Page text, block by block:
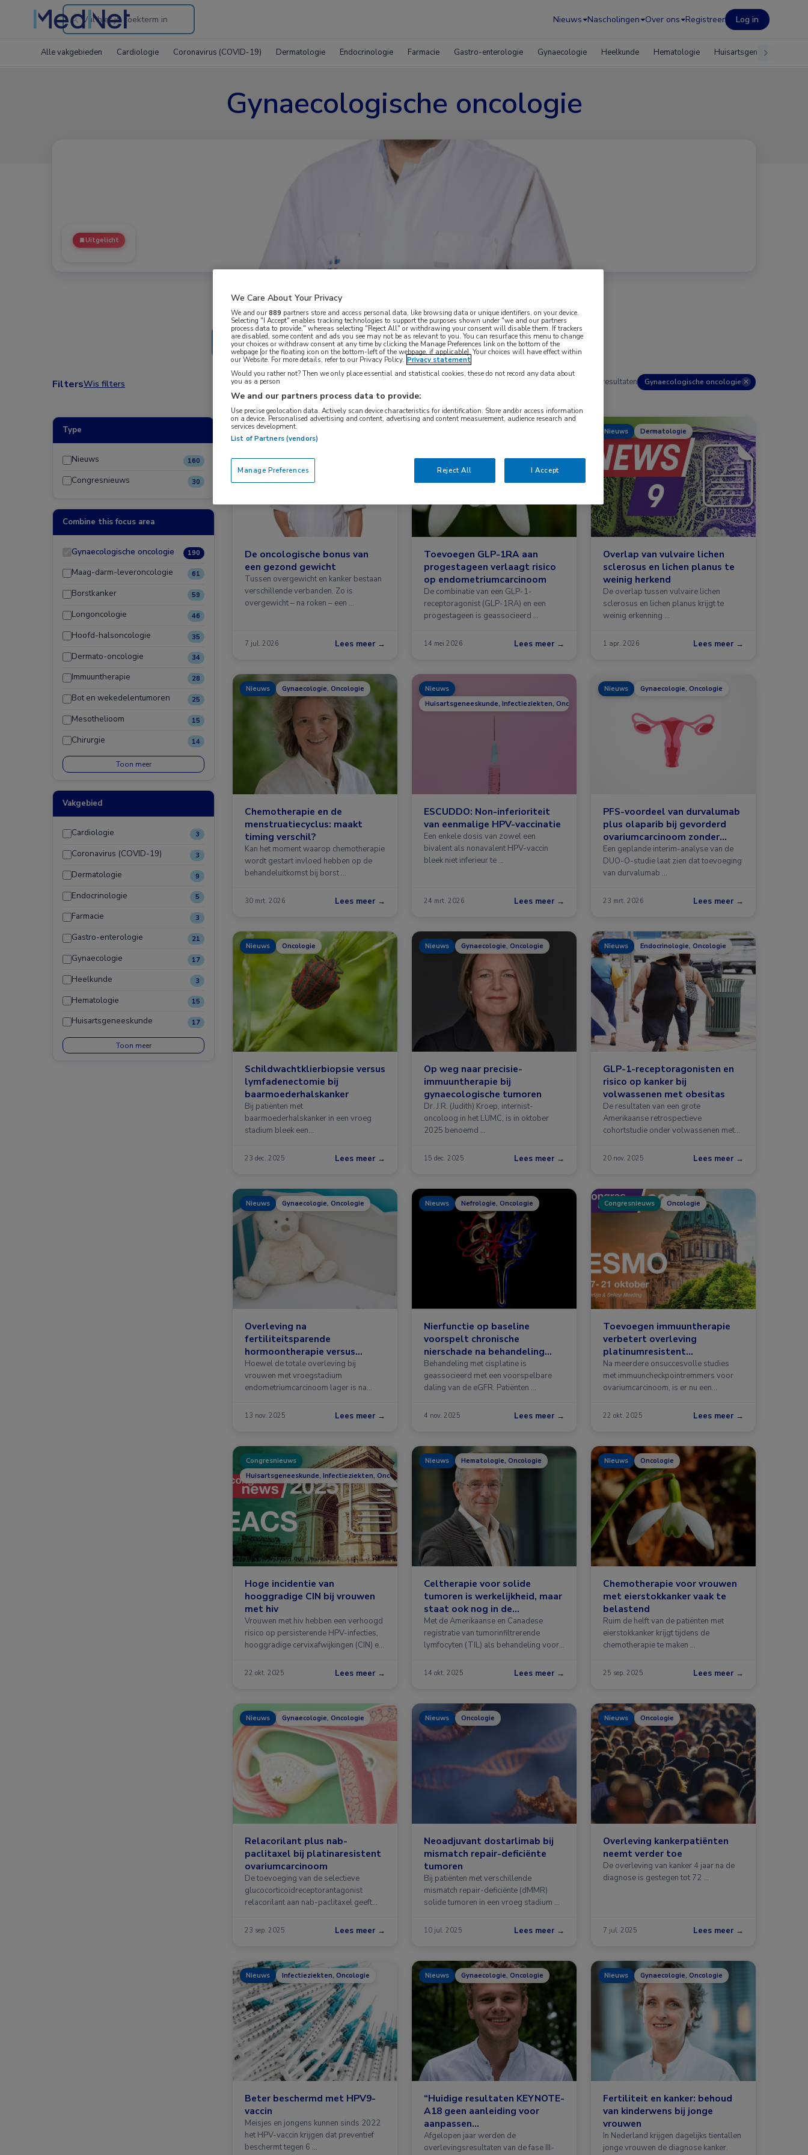
Search
the
Nieuws Nascholingen Over ons Registreer Log in
Alle vakgebieden Cardiologie Coronavirus (COVID-19) Dermatologie Endocrinologie Farmacie Gastro-enterologie Gynaecologie Heelkunde Hematologie Huisartsgeneeskunde
Gynaecologische oncologie
Uitgelicht
FiltersWis filters 190 resultaten Gynaecologische oncologie ✕
Type
Nieuws 160
Congresnieuws 30
Combine this focus area
Gynaecologische oncologie 190
Maag-darm-leveroncologie 61
Borstkanker 59
Longoncologie 46
Hoofd-halsoncologie 35
Dermato-oncologie 34
Immuuntherapie 28
Bot en wekedelentumoren 25
Mesothelioom 15
Chirurgie 14
Toon meer
Vakgebied
Cardiologie 3
Coronavirus (COVID-19) 3
Dermatologie 9
Endocrinologie 5
Farmacie 3
Gastro-enterologie 21
Gynaecologie 17
Heelkunde 3
Hematologie 15
Huisartsgeneeskunde 17
Toon meer
Nieuws
De oncologische bonus van
een gezond gewicht
Tussen overgewicht en kanker bestaan
verschillende verbanden. Zo is
overgewicht – na roken – een …
7 jul. 2026 Lees meer →
Toevoegen GLP-1RA aan
progestageen verlaagt risico
op endometriumcarcinoom
De combinatie van een GLP-1-
receptoragonist (GLP-1RA) en een
progestageen is geassocieerd …
14 mei 2026 Lees meer →
Nieuws Dermatologie
Overlap van vulvaire lichen
sclerosus en lichen planus te
weinig herkend
De overlap tussen vulvaire lichen
sclerosus en lichen planus krijgt te
weinig erkenning …
1 apr. 2026 Lees meer →
Nieuws Gynaecologie, Oncologie
Chemotherapie en de
menstruatiecyclus: maakt
timing verschil?
Kan het moment waarop chemotherapie
wordt gestart invloed hebben op de
behandeluitkomst bij borst …
30 mrt. 2026 Lees meer →
Nieuws
Huisartsgeneeskunde, Infectieziekten, Oncologie
ESCUDDO: Non-inferioriteit
van eenmalige HPV-vaccinatie
Een enkele dosis van zowel een
bivalent als nonavalent HPV-vaccin
bleek niet inferieur te …
24 mrt. 2026 Lees meer →
Nieuws Gynaecologie, Oncologie
PFS-voordeel van durvalumab
plus olaparib bij gevorderd
ovariumcarcinoom zonder
BRCA-mutatie
Een geplande interim-analyse van de
DUO-O-studie laat zien dat toevoeging
van durvalumab …
23 mrt. 2026 Lees meer →
Nieuws Oncologie
Schildwachtklierbiopsie versus
lymfadenectomie bij
baarmoederhalskanker
Bij patiënten met
baarmoederhalskanker in een vroeg
stadium bleek een
23 dec. 2025 Lees meer →
Nieuws Gynaecologie, Oncologie
Op weg naar precisie-
immuuntherapie bij
gynaecologische tumoren
Dr. J.R. (Judith) Kroep, internist-
oncoloog in het LUMC, is in oktober
2025 benoemd …
15 dec. 2025 Lees meer →
Nieuws Endocrinologie, Oncologie
GLP-1-receptoragonisten en
risico op kanker bij
volwassenen met obesitas
De resultaten van een grote
Amerikaanse retrospectieve
cohortstudie onder volwassenen met
20 nov. 2025 Lees meer →
Nieuws Gynaecologie, Oncologie
Overleving na
fertiliteitsparende
hormoontherapie versus
hysterectomie bij
endometriumcarcinoom
Hoewel de totale overleving bij
vrouwen met vroegstadium
endometriumcarcinoom lager is na
13 nov. 2025 Lees meer →
Nieuws Nefrologie, Oncologie
Nierfunctie op baseline
voorspelt chronische
nierschade na behandeling
met cisplatine
Behandeling met cisplatine is
geassocieerd met een voorspelbare
daling van de eGFR. Patiënten …
4 nov. 2025 Lees meer →
Congresnieuws Oncologie
Toevoegen immuuntherapie
verbetert overleving
platinumresistent
ovariumcarcinoom
Na meerdere onsuccesvolle studies
met immuuncheckpointremmers voor
ovariumcarcinoom, is er nu een
22 okt. 2025 Lees meer →
Congresnieuws
Huisartsgeneeskunde, Infectieziekten, Oncologie
Hoge incidentie van
hooggradige CIN bij vrouwen
met hiv
Vrouwen met hiv hebben een verhoogd
risico op persisterende HPV-infecties,
hooggradige cervixafwijkingen (CIN) en
22 okt. 2025 Lees meer →
Nieuws Hematologie, Oncologie
Celtherapie voor solide
tumoren is werkelijkheid, maar
staat ook nog in de
kinderschoenen
Met de Amerikaanse en Canadese
registratie van tumorinfiltrerende
lymfocyten (TIL) als behandeling voor
14 okt. 2025 Lees meer →
Nieuws Oncologie
Chemotherapie voor vrouwen
met eierstokkanker vaak te
belastend
Ruim de helft van de patiënten met
eierstokkanker krijgt tijdens de
chemotherapie te maken …
25 sep. 2025 Lees meer →
Nieuws Gynaecologie, Oncologie
Relacorilant plus nab-
paclitaxel bij platinaresistent
ovariumcarcinoom
De toevoeging van de selectieve
glucocorticoïdreceptorantagonist
relacorilant aan nab-paclitaxel geeft
23 sep. 2025 Lees meer →
Nieuws Oncologie
Neoadjuvant dostarlimab bij
mismatch repair-deficiënte
tumoren
Bij patiënten met verschillende
mismatch repair-deficiënte (dMMR)
solide tumoren in een vroeg stadium …
10 jul. 2025 Lees meer →
Nieuws Oncologie
Overleving kankerpatiënten
neemt verder toe
De overleving van kanker 4 jaar na de
diagnose is gestegen tot 72 …
7 jul. 2025 Lees meer →
Nieuws Infectieziekten, Oncologie
Beter beschermd met HPV9-
vaccin
Meisjes en jongens kunnen sinds 2022
het HPV-vaccin krijgen dat preventief
beschermt tegen 6 …
Nieuws Gynaecologie, Oncologie
“Huidige resultaten KEYNOTE-
A18 geen aanleiding voor
aanpassen
standaardbehandeling
cervixcarcinoom”
Afgelopen jaar werden de
overlevingsresultaten van de fase III-
Nieuws Gynaecologie, Oncologie
Fertiliteit en kanker: behoud
van kinderwens bij jonge
vrouwen
In Nederland krijgen dagelijks tientallen
jonge vrouwen de diagnose kanker.
We Care About Your Privacy
We and our889 partners store and access personal data, like browsing data or unique identifiers, on your device.
Selecting "I Accept" enables tracking technologies to support the purposes shown under "we and our partners
process data to provide," whereas selecting "Reject All" or withdrawing your consent will disable them. If trackers
are disabled, some content and ads you see may not be as relevant to you. You can resurface this menu to change
your choices or withdraw consent at any time by clicking the Manage Preferences link on the bottom of the
webpage [or the floating icon on the bottom-left of the webpage, if applicable]. Your choices will have effect within
our Website. For more details, refer to our Privacy Policy. Privacy statement
Would you rather not? Then we only place essential and statistical cookies, these do not record any data about
you as a person
We and our partners process data to provide:
Use precise geolocation data. Actively scan device characteristics for identification. Store and/or access information
on a device. Personalised advertising and content, advertising and content measurement, audience research and
services development.
List of Partners (vendors)
Reject All I Accept
Manage Preferences